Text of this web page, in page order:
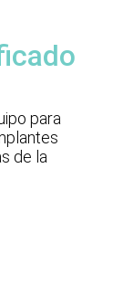
para
de la